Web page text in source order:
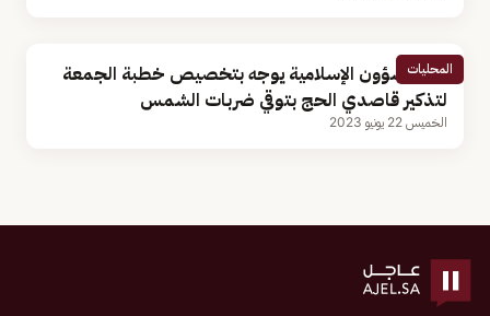
المحليات
وزير الشؤون الإسلامية يوجه بتخصيص خطبة الجمعة
لتذكير قاصدي الحج بتوقي ضربات الشمس
الخميس 22 يونيو 2023